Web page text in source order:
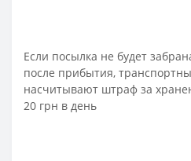
Если посылка не будет
после прибытия,
насчитывают штраф за
20 грн в день